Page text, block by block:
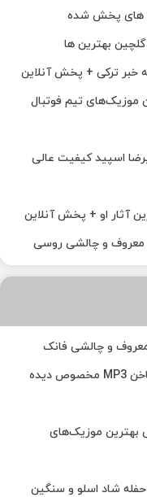
های پخش شده
بهترین ها
خبر ترکی + پخش آنلاین
موزیک‌های تیم فوتبال
اسپید کیفیت عالی
آثار او + پخش آنلاین
معروف و چالشی روسی
و چالشی فانک
دانلود مجموعه آهنگ برای چالش تغییر ناخن MP3 مخصوص دیده
بهترین موزیک‌های
شاد اسلو و سنگین